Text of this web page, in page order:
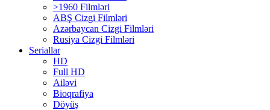
>1960 Filmləri
ABŞ Cizgi Filmləri
Azərbaycan Cizgi Filmləri
Rusiya Cizgi Filmləri
Seriallar
HD
Full HD
Ailəvi
Bioqrafiya
Döyüş